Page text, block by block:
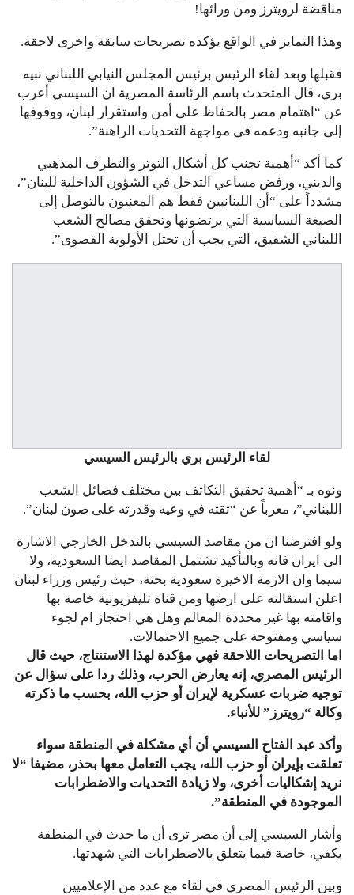
مناقضة لرويترز ومن ورائها!
وهذا التمايز في الواقع يؤكده تصريحات سابقة واخرى لاحقة.
فقبلها وبعد لقاء الرئيس برئيس المجلس النيابي اللبناني نبيه
بري، قال المتحدث باسم الرئاسة المصرية ان السيسي أعرب
عن “اهتمام مصر بالحفاظ على أمن واستقرار لبنان، ووقوفها
إلى جانبه ودعمه في مواجهة التحديات الراهنة”.
كما أكد “أهمية تجنب كل أشكال التوتر والتطرف المذهبي
والديني، ورفض مساعي التدخل في الشؤون الداخلية للبنان”،
مشدداً على “أن اللبنانيين فقط هم المعنيون بالتوصل إلى
الصيغة السياسية التي يرتضونها وتحقق مصالح الشعب
اللبناني الشقيق، التي يجب أن تحتل الأولوية القصوى”.
لقاء الرئيس بري بالرئيس السيسي
ونوه بـ “أهمية تحقيق التكاتف بين مختلف فصائل الشعب
اللبناني”، معرباً عن “ثقته في وعيه وقدرته على صون لبنان”.
ولو افترضنا ان من مقاصد السيسي بالتدخل الخارجي الاشارة
الى ايران فانه وبالتأكيد تشتمل المقاصد ايضا السعودية، ولا
سيما وان الازمة الاخيرة سعودية بحتة، حيث رئيس وزراء لبنان
اعلن استقالته على ارضها ومن قناة تليفزيونية خاصة بها
واقامته بها غير محددة المعالم وهل هي احتجاز ام لجوء
سياسي ومفتوحة على جميع الاحتمالات.
اما التصريحات اللاحقة فهي مؤكدة لهذا الاستنتاج، حيث قال
الرئيس المصري، إنه يعارض الحرب، وذلك ردا على سؤال عن
توجيه ضربات عسكرية لإيران أو حزب الله، بحسب ما ذكرته
وكالة “رويترز” للأنباء.
وأكد عبد الفتاح السيسي أن أي مشكلة في المنطقة سواء
تعلقت بإيران أو حزب الله، يجب التعامل معها بحذر، مضيفا “لا
نريد إشكاليات أخرى، ولا زيادة التحديات والاضطرابات
الموجودة في المنطقة”.
وأشار السيسي إلى أن مصر ترى أن ما حدث في المنطقة
يكفي، خاصة فيما يتعلق بالاضطرابات التي شهدتها.
وبين الرئيس المصري في لقاء مع عدد من الإعلاميين